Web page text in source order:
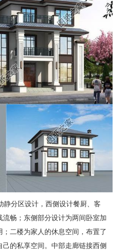
静分区设计，西侧设计餐厨、客
畅；东侧部分设计为两间卧室加
二楼为家人的休息空间，布置了
的私享空间。中部走廊链接西侧